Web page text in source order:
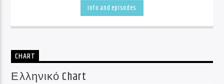
γύρω μας!
Info and episodes
CHART
Ελληνικό Chart